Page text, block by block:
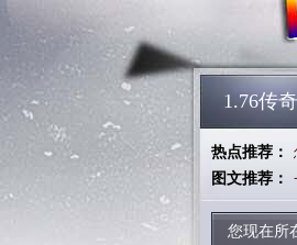
1.76传
热点推荐：
图文推荐：
您现在所